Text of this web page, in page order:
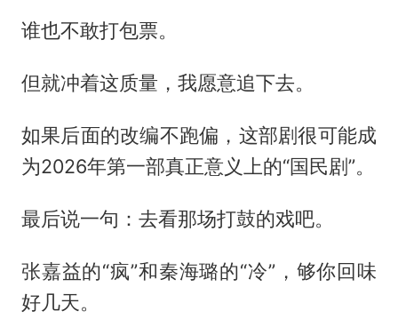
谁也不敢打包票。
但就冲着这质量，我愿意追下去。
如果后面的改编不跑偏，这部剧很可能成
为2026年第一部真正意义上的“国民剧”。
最后说一句：去看那场打鼓的戏吧。
张嘉益的“疯”和秦海璐的“冷”，够你回味
好几天。